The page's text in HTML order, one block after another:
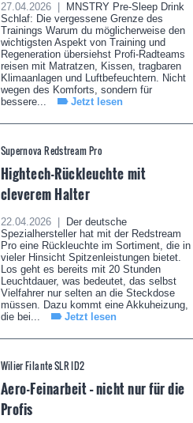
27.04.2026 |
MNSTRY Pre-Sleep Drink
Schlaf: Die vergessene Grenze des
Trainings Warum du möglicherweise den
wichtigsten Aspekt von Training und
Regeneration übersiehst Profi-Radteams
reisen mit Matratzen, Kissen, tragbaren
Klimaanlagen und Luftbefeuchtern. Nicht
wegen des Komforts, sondern für
bessere...
Jetzt lesen
Supernova Redstream Pro
Hightech-Rückleuchte mit
cleverem Halter
22.04.2026 |
Der deutsche
Spezialhersteller hat mit der Redstream
Pro eine Rückleuchte im Sortiment, die in
vieler Hinsicht Spitzenleistungen bietet.
Los geht es bereits mit 20 Stunden
Leuchtdauer, was bedeutet, das selbst
Vielfahrer nur selten an die Steckdose
müssen. Dazu kommt eine Akkuheizung,
die bei...
Jetzt lesen
Wilier Filante SLR ID2
Aero-Feinarbeit – nicht nur für die
Profis